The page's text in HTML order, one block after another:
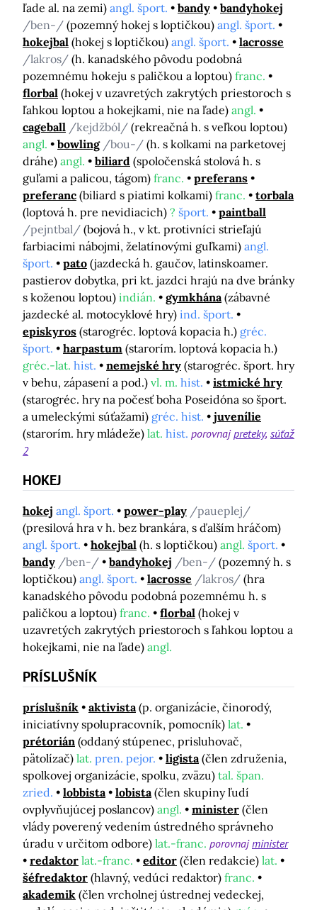
ľade al. na zemi) angl. šport. bandy
bandyhokej
/ben-/ (pozemný hokej s loptičkou) angl. šport.
hokejbal (hokej s loptičkou) angl. šport.
lacrosse
/lakros/ (h. kanadského pôvodu podobná
pozemnému hokeju s paličkou a loptou) franc.
florbal (hokej v uzavretých zakrytých priestoroch s
ľahkou loptou a hokejkami, nie na ľade) angl.
cageball /kejdžból/ (rekreačná h. s veľkou loptou)
angl.
bowling /bou-/ (h. s kolkami na parketovej
dráhe) angl. biliard (spoločenská stolová h. s
guľami a palicou, tágom) franc.
preferans
preferanc (biliard s piatimi kolkami) franc.
torbala
(loptová h. pre nevidiacich) ? šport.
paintball
/pejntbal/ (bojová h., v kt. protivníci strieľajú
farbiacimi nábojmi, želatínovými guľkami) angl.
šport.
pato (jazdecká h. gaučov, latinskoamer.
pastierov dobytka, pri kt. jazdci hrajú na dve bránky
s koženou loptou) indián. gymkhána (zábavné
jazdecké al. motocyklové hry) ind. šport.
episkyros (starogréc. loptová kopacia h.) gréc.
šport.
harpastum (starorím. loptová kopacia h.)
gréc.-lat. hist. nemejské hry (starogréc. šport. hry
v behu, zápasení a pod.) vl. m. hist.
istmické hry
(starogréc. hry na počesť boha Poseidóna so šport.
a umeleckými súťažami) gréc. hist.
juvenílie
(starorím. hry mládeže) lat. hist. porovnajpreteky súťaž
2
HOKEJ
hokej angl. šport. power-play /paueplej/
(presilová hra v h. bez brankára, s ďalším hráčom)
angl. šport.
hokejbal (h. s loptičkou) angl. šport.
bandy /ben-/ bandyhokej /ben-/ (pozemný h. s
loptičkou) angl. šport. lacrosse /lakros/ (hra
kanadského pôvodu podobná pozemnému h. s
paličkou a loptou) franc. florbal (hokej v
uzavretých zakrytých priestoroch s ľahkou loptou a
hokejkami, nie na ľade) angl.
PRÍSLUŠNÍK
príslušník aktivista (p. organizácie, činorodý,
iniciatívny spolupracovník, pomocník) lat.
prétorián (oddaný stúpenec, prisluhovač,
pätolízač) lat. pren. pejor. ligista (člen združenia,
spolkovej organizácie, spolku, zväzu) tal. špan.
zried.
lobbista lobista (člen skupiny ľudí
ovplyvňujúcej poslancov) angl. minister (člen
vlády poverený vedením ústredného správneho
úradu v určitom odbore) lat.-franc. porovnajminister
redaktor lat.-franc. editor (člen redakcie) lat.
šéfredaktor (hlavný, vedúci redaktor) franc.
akademik (člen vrcholnej ústrednej vedeckej,